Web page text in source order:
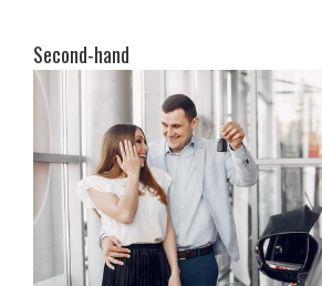
Second-hand